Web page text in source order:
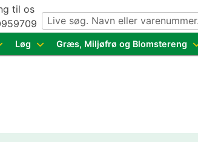
– få adgang til 1.229 spændende sorter
til os
Løg Græs, Miljøfrø og Blomstereng